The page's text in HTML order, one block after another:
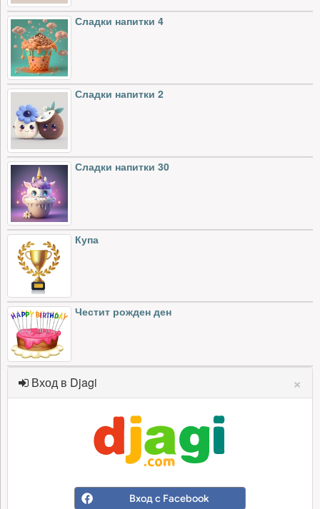
Сладки напитки 4
Сладки напитки 2
Сладки напитки 30
Купа
Честит рожден ден
Вход в Djagi ×
Вход с Facebook